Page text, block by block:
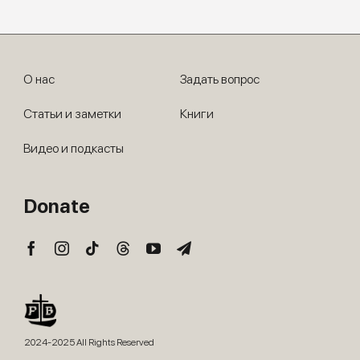
2024-2025 All Rights Reserved
О нас
Статьи и заметки
Видео и подкасты
Задать вопрос
Книги
Donate